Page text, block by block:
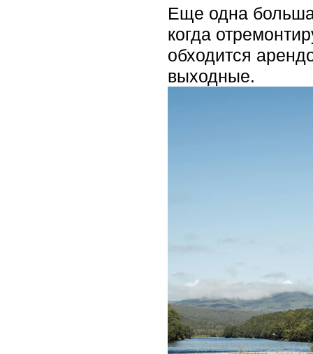
Еще одна
когда
обходится
выходные.